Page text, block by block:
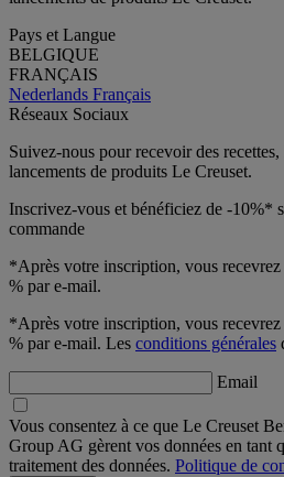
Pays et Langue
BELGIQUE
FRANÇAIS
Nederlands Français
Réseaux Sociaux
Suivez-nous pour recevoir des recettes,
lancements de produits Le Creuset.
Inscrivez-vous et bénéficiez de -10%*
commande
*Après votre inscription, vous
% par e-mail.
*Après votre inscription, vous
% par e-mail. Les conditions générales
Email
Vous consentez à ce que Le Creuset
Group AG gèrent vos données en tant
traitement des données. Politique de